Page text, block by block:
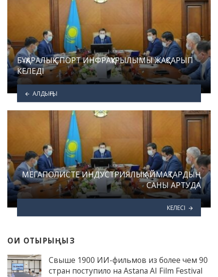
БҰҚАРАЛЫҚ СПОРТ ИНФРАҚҰРЫЛЫМЫ ЖАҚСАРЫП
КЕЛЕДІ
АЛДЫҢҒЫ
МЕГАПОЛИСТЕ ИНДУСТРИЯЛЫҚ АЙМАҚТАРДЫҢ
САНЫ АРТУДА
КЕЛЕСІ
ОҚИ ОТЫРЫҢЫЗ
Свыше 1900 ИИ-фильмов из более чем 90
стран поступило на Astana AI Film Festival